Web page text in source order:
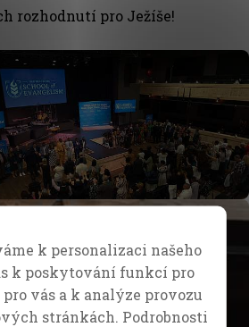
rozhodnutí pro Ježíše!
k personalizaci našeho
k poskytování funkcí pro
vás a k analýze provozu
stránkách. Podrobnosti